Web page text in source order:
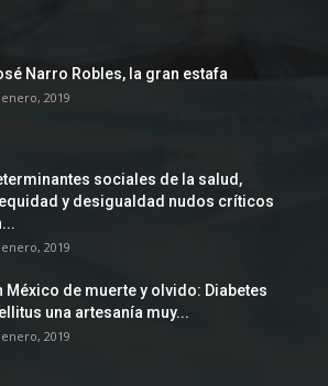
Narro Robles, la gran estafa
2019
sociales de la salud,
y desigualdad nudos críticos
2019
México de muerte y olvido: Diabetes
una artesanía muy...
2019